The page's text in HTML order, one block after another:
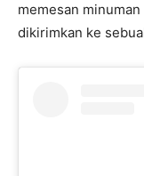
memesan
dikirimkan ke